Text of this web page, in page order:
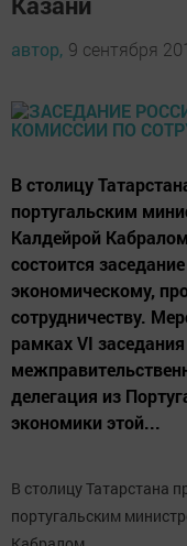
автор, 9 сентября
В столицу
португальским
Калдейрой
состоится
экономическому,
сотрудничеству.
рамках VI
делегация из
экономики этой...
В столицу Татарстана
португальским